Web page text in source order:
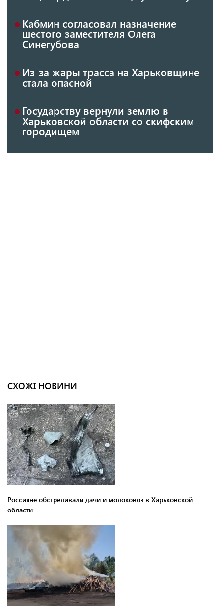
Кабмин согласовал назначение
шестого заместителя Олега
Синегубова
Из-за жары трасса на Харьковщине
стала опасной
Государству вернули землю в
Харьковской области со скифским
городищем
СХОЖІ НОВИНИ
Россияне обстреливали дачи и молоковоз в Харьковской
области